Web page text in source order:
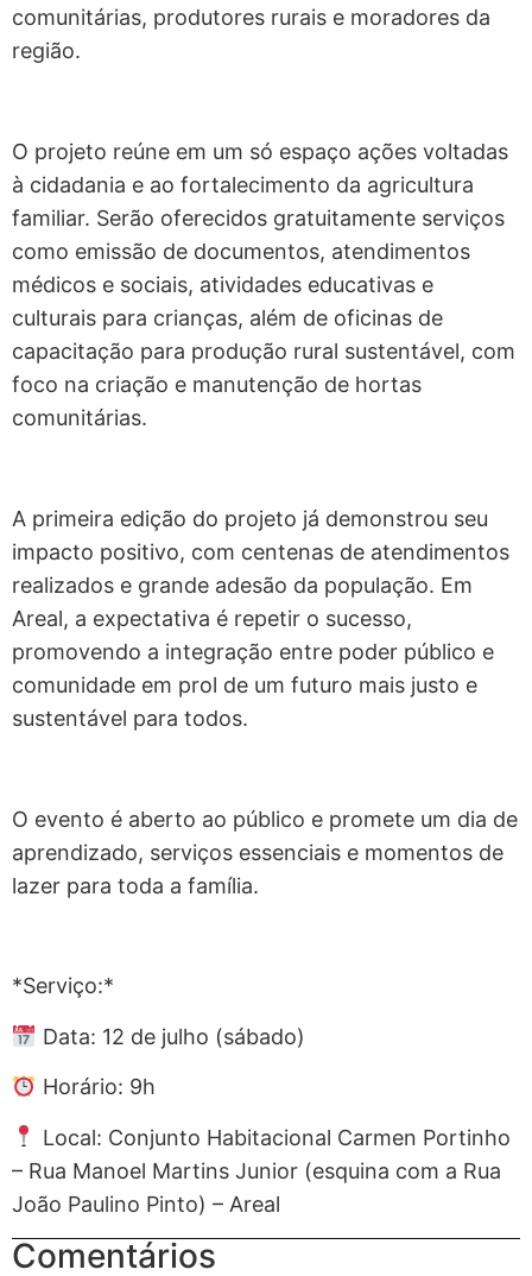
comunitárias, produtores rurais e moradores da
região.
O projeto reúne em um só espaço ações voltadas
à cidadania e ao fortalecimento da agricultura
familiar. Serão oferecidos gratuitamente serviços
como emissão de documentos, atendimentos
médicos e sociais, atividades educativas e
culturais para crianças, além de oficinas de
capacitação para produção rural sustentável, com
foco na criação e manutenção de hortas
comunitárias.
A primeira edição do projeto já demonstrou seu
impacto positivo, com centenas de atendimentos
realizados e grande adesão da população. Em
Areal, a expectativa é repetir o sucesso,
promovendo a integração entre poder público e
comunidade em prol de um futuro mais justo e
sustentável para todos.
O evento é aberto ao público e promete um dia de
aprendizado, serviços essenciais e momentos de
lazer para toda a família.
*Serviço:*
Data: 12 de julho (sábado)
Horário: 9h
Local: Conjunto Habitacional Carmen Portinho
– Rua Manoel Martins Junior (esquina com a Rua
João Paulino Pinto) – Areal
Comentários